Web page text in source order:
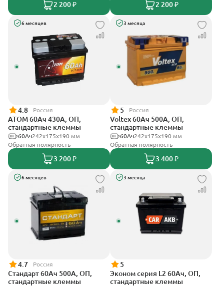
2 200 ₽ 2 200 ₽
6 месяцев
4.8 Россия
АТОМ 60Ач 430А, ОП,
стандартные клеммы
242х175х190 мм
60Ач
Обратная полярность
3 200 ₽
3 месяца
5 Россия
Voltex 60Ач 500А, ОП,
стандартные клеммы
242х175х190 мм
60Ач
Обратная полярность
3 400 ₽
6 месяцев
4.7 Россия
Стандарт 60Ач 500А, ОП,
стандартные клеммы
3 месяца
5
Эконом серия L2 60Ач, ОП,
стандартные клеммы